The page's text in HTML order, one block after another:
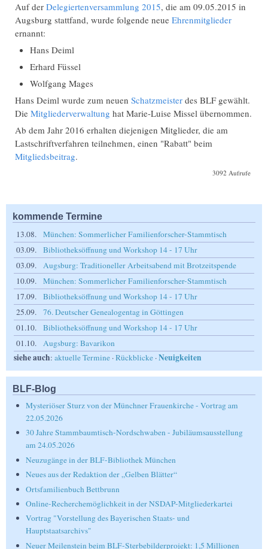
Auf der Delegiertenversammlung 2015, die am 09.05.2015 in
Augsburg stattfand, wurde folgende neue Ehrenmitglieder
ernannt:
Hans Deiml
Erhard Füssel
Wolfgang Mages
Hans Deiml wurde zum neuen Schatzmeister des BLF gewählt.
Die Mitgliederverwaltung hat Marie-Luise Missel übernommen.
Ab dem Jahr 2016 erhalten diejenigen Mitglieder, die am
Lastschriftverfahren teilnehmen, einen "Rabatt" beim
Mitgliedsbeitrag.
3092 Aufrufe
kommende Termine
13.08.
München: Sommerlicher Familienforscher-Stammtisch
03.09.
Bibliotheksöffnung und Workshop 14 - 17 Uhr
03.09.
Augsburg: Traditioneller Arbeitsabend mit Brotzeitspende
10.09.
München: Sommerlicher Familienforscher-Stammtisch
17.09.
Bibliotheksöffnung und Workshop 14 - 17 Uhr
25.09.
76. Deutscher Genealogentag in Göttingen
01.10.
Bibliotheksöffnung und Workshop 14 - 17 Uhr
01.10.
Augsburg: Bavarikon
siehe auch: aktuelle Termine ·Rückblicke ·Neuigkeiten
BLF-Blog
Mysteriöser Sturz von der Münchner Frauenkirche - Vortrag am
22.05.2026
30 Jahre Stammbaumtisch-Nordschwaben - Jubiläumsausstellung
am 24.05.2026
Neuzugänge in der BLF-Bibliothek München
Neues aus der Redaktion der „Gelben Blätter“
Ortsfamilienbuch Bettbrunn
Online-Recherchemöglichkeit in der NSDAP-Mitgliederkartei
Vortrag "Vorstellung des Bayerischen Staats- und
Hauptstaatsarchivs"
Neuer Meilenstein beim BLF-Sterbebilderprojekt: 1,5 Millionen